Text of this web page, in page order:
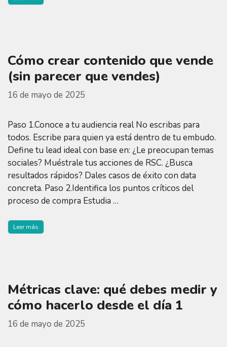
Cómo crear contenido que vende
(sin parecer que vendes)
16 de mayo de 2025
Paso 1.Conoce a tu audiencia real No escribas para
todos. Escribe para quien ya está dentro de tu embudo.
Define tu lead ideal con base en: ¿Le preocupan temas
sociales? Muéstrale tus acciones de RSC. ¿Busca
resultados rápidos? Dales casos de éxito con data
concreta. Paso 2.Identifica los puntos críticos del
proceso de compra Estudia …
Leer más
Métricas clave: qué debes medir y
cómo hacerlo desde el día 1
16 de mayo de 2025